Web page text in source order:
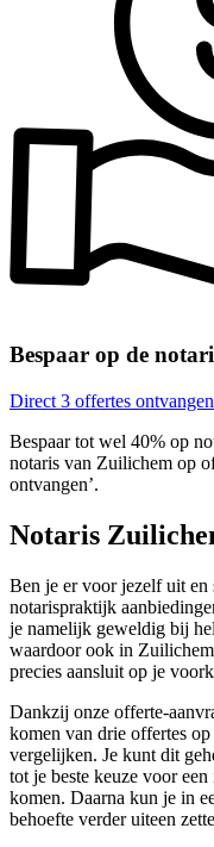
Bespaar op de
Direct 3 offertes ontvangen
Bespaar tot wel 40% op
notaris van Zuilichem op
ontvangen’.
Notaris
Ben je er voor jezelf uit
notarispraktijk
je namelijk geweldig bij
waardoor ook in
precies aansluit op je
Dankzij onze offerte-
komen van drie offertes
vergelijken. Je kunt dit
tot je beste keuze voor
komen. Daarna kun je in
behoefte verder uiteen